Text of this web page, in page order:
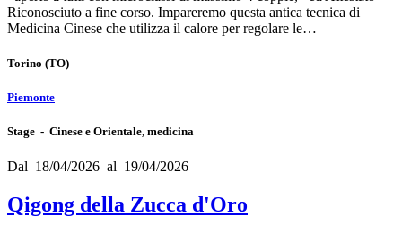
Riconosciuto a fine corso. Impareremo questa antica tecnica di
Medicina Cinese che utilizza il calore per regolare le…
Torino (TO)
Piemonte
Stage - Cinese e Orientale, medicina
Dal 18/04/2026 al 19/04/2026
Qigong della Zucca d'Oro